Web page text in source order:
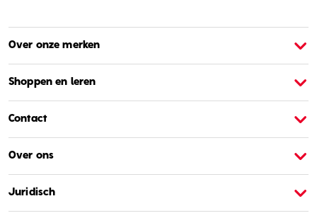
Over onze merken
Shoppen en leren
Contact
Over ons
Juridisch